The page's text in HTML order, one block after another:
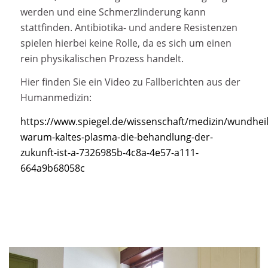
werden und eine Schmerzlinderung kann
stattfinden. Antibiotika- und andere Resistenzen
spielen hierbei keine Rolle, da es sich um einen
rein physikalischen Prozess handelt.
Hier finden Sie ein Video zu Fallberichten aus der
Humanmedizin:
https://www.spiegel.de/wissenschaft/medizin/
warum-kaltes-plasma-die-behandlung-der-
zukunft-ist-a-7326985b-4c8a-4e57-a111-
664a9b68058c